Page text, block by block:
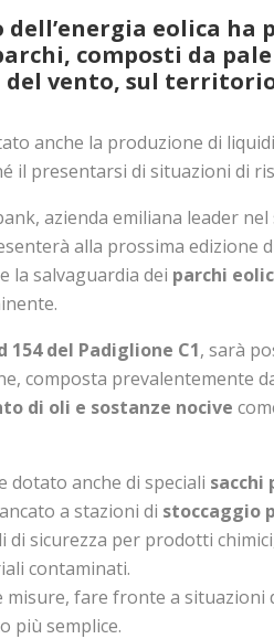
dell’energia eolica
composti da
del vento, sul
anche la produzione di
il presentarsi di situazioni di
azienda emiliana leader
alla prossima edizione
la salvaguardia dei parchi
154 del Padiglione C1, sarà
composta prevalentemente
di oli e sostanze nocive
dotato anche di speciali sacchi
a stazioni di stoccaggio
di sicurezza per prodotti
contaminati.
misure, fare fronte a
più semplice.